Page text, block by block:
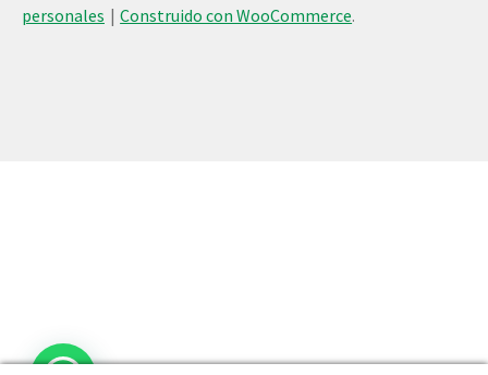
personales
Construido con WooCommerce.